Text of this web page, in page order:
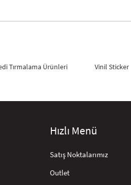
test etmek istiyorsanız, geçici
ve herhangi bir profesyonel yardıma
Tırmalama Ürünleri Vinil Sticker
Hızlı Menü
Satış Noktalarımız
Outlet